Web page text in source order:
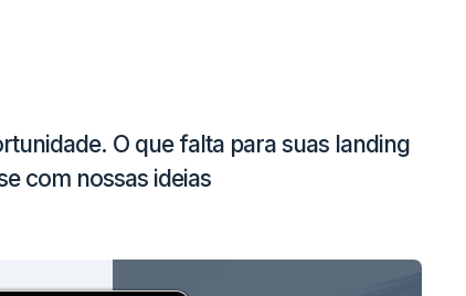
O que falta para suas landing
com nossas ideias